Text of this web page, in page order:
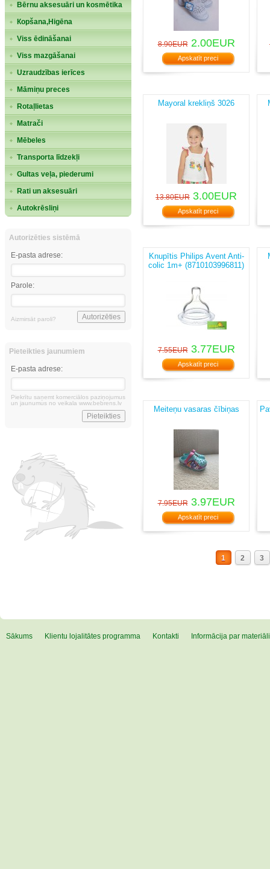
Bērnu aksesuāri un kosmētika
Кopšana,Higēna
Viss ēdināšanai
Viss mazgāšanai
Uzraudzības ierīces
Māmiņu preces
Rotaļlietas
Matrači
Mēbeles
Transporta līdzekļi
Gultas veļa, piederumi
Rati un aksesuāri
Autokrēsliņi
Autorizēties sistēmā
E-pasta adrese:
Parole:
Aizmirsāt paroli?
Pieteikties jaunumiem
E-pasta adrese:
Piekrītu saņemt komerciālos paziņojumus
un jaunumus no veikala www.bebrens.lv
8.90EUR2.00EUR
Apskatīt preci
Mayoral krekliņš 3026
13.80EUR 3.00EUR
Apskatīt preci
Knupītis Philips Avent Anti-
colic 1m+ (8710103996811)
7.55EUR3.77EUR
Apskatīt preci
Meiteņu vasaras čībiņas
7.95EUR3.97EUR
Apskatīt preci
1 2 3
Sākums Klientu lojalitātes programma Kontakti Informācija par